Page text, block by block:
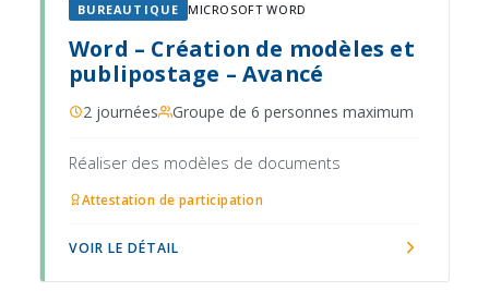
BUREAUTIQUE MICROSOFT WORD
Word – Création de modèles et
publipostage – Avancé
2 journées Groupe de 6 personnes maximum
Réaliser des modèles de documents
Attestation de participation
VOIR LE DÉTAIL